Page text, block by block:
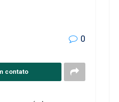
0
contato